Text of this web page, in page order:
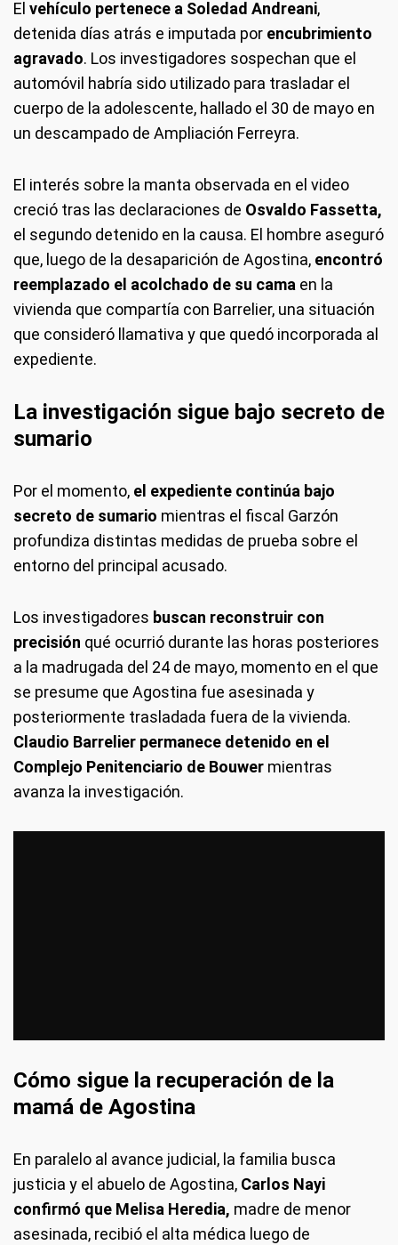
El vehículo pertenece a Soledad Andreani,
detenida días atrás e imputada por encubrimiento
agravado. Los investigadores sospechan que el
automóvil habría sido utilizado para trasladar el
cuerpo de la adolescente, hallado el 30 de mayo en
un descampado de Ampliación Ferreyra.
El interés sobre la manta observada en el video
creció tras las declaraciones de Osvaldo Fassetta,
el segundo detenido en la causa. El hombre aseguró
que, luego de la desaparición de Agostina, encontró
reemplazado el acolchado de su cama en la
vivienda que compartía con Barrelier, una situación
que consideró llamativa y que quedó incorporada al
expediente.
La investigación sigue bajo secreto de
sumario
Por el momento, el expediente continúa bajo
secreto de sumario mientras el fiscal Garzón
profundiza distintas medidas de prueba sobre el
entorno del principal acusado.
Los investigadores buscan reconstruir con
precisión qué ocurrió durante las horas posteriores
a la madrugada del 24 de mayo, momento en el que
se presume que Agostina fue asesinada y
posteriormente trasladada fuera de la vivienda.
Claudio Barrelier permanece detenido en el
Complejo Penitenciario de Bouwer mientras
avanza la investigación.
Cómo sigue la recuperación de la
mamá de Agostina
En paralelo al avance judicial, la familia busca
justicia y el abuelo de Agostina, Carlos Nayi
confirmó que Melisa Heredia, madre de menor
asesinada, recibió el alta médica luego de